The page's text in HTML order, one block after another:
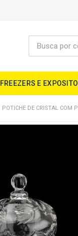
FREEZERS E
POTICHE DE CRISTAL COM